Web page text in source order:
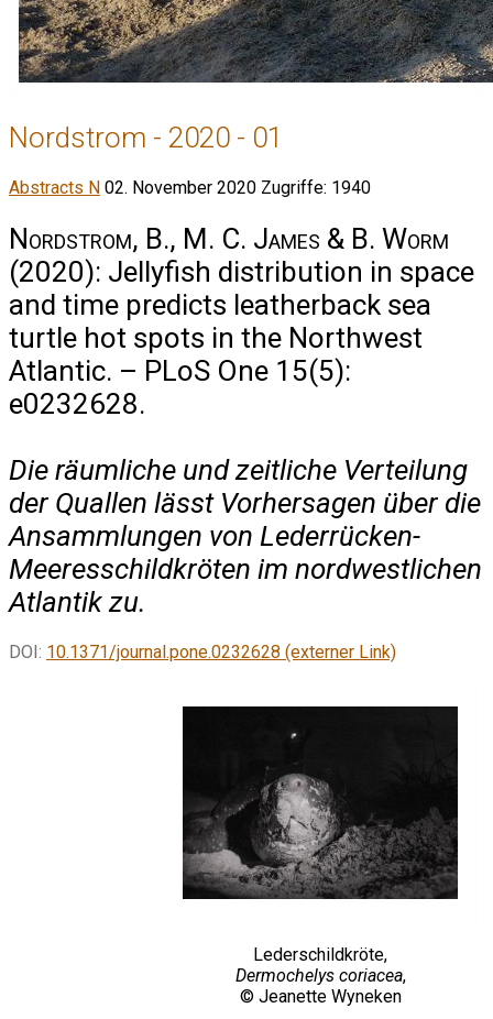
Nordstrom - 2020 - 01
Abstracts N 02. November 2020 Zugriffe: 1940
Nordstrom, B., M. C. James & B. Worm
(2020): Jellyfish distribution in space
and time predicts leatherback sea
turtle hot spots in the Northwest
Atlantic. – PLoS One 15(5):
e0232628.
Die räumliche und zeitliche Verteilung
der Quallen lässt Vorhersagen über die
Ansammlungen von Lederrücken-
Meeresschildkröten im nordwestlichen
Atlantik zu.
DOI: 10.1371/journal.pone.0232628 (externer Link)
Lederschildkröte,
Dermochelys coriacea,
© Jeanette Wyneken